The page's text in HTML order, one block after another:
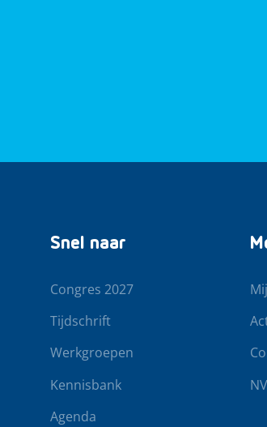
Snel naar
Congres 2027
Tijdschrift
Werkgroepen
Kennisbank
Agenda